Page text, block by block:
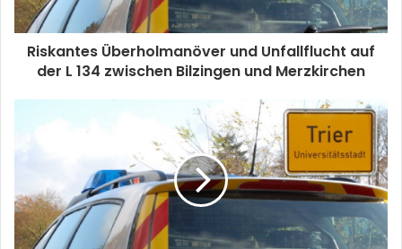
Riskantes Überholmanöver und Unfallflucht auf
der L 134 zwischen Bilzingen und Merzkirchen